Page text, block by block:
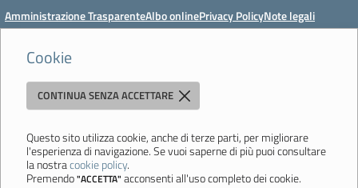
Cookie
CONTINUA SENZA ACCETTARE
Questo sito utilizza cookie, anche di terze parti, per migliorare
l'esperienza di navigazione. Se vuoi saperne di più puoi consultare
la nostracookie policy.
Premendo"ACCETTA" acconsenti all'uso completo dei cookie.
Amministrazione TrasparenteAlbo onlinePrivacy PolicyNote legali
Meccanismo di feedbackDichiarazioni di accessibilitàPreferenze cookie
Istituto di Istruzione Superiore 'Primo Levi'
764354 - Email:mois00200c@istruzione.it- PEC:
mois00200c@pec.istruzione.it
Codice meccanografico: mois00200c - C.F. 94058180368